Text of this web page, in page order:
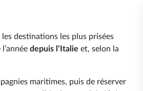
destinations les plus prisées
depuis l’Italie et, selon la
maritimes, puis de réserver